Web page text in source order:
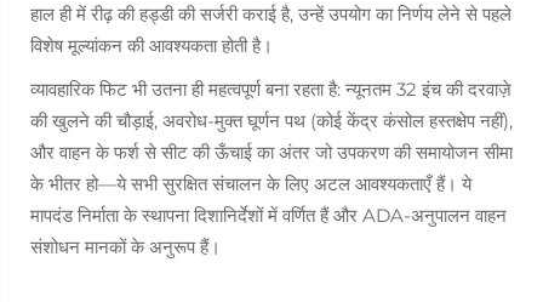
हाल ही में रीढ़ की हड्डी की सर्जरी कराई है, उन्हें उपयोग का निर्णय लेने से पहले
विशेष मूल्यांकन की आवश्यकता होती है।
व्यावहारिक फिट भी उतना ही महत्वपूर्ण बना रहता है: न्यूनतम 32 इंच की दरवाज़े
की खुलने की चौड़ाई, अवरोध-मुक्त घूर्णन पथ (कोई केंद्र कंसोल हस्तक्षेप नहीं),
और वाहन के फर्श से सीट की ऊँचाई का अंतर जो उपकरण की समायोजन सीमा
के भीतर हो—ये सभी सुरक्षित संचालन के लिए अटल आवश्यकताएँ हैं। ये
मापदंड निर्माता के स्थापना दिशानिर्देशों में वर्णित हैं और ADA-अनुपालन वाहन
संशोधन मानकों के अनुरूप हैं।